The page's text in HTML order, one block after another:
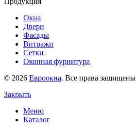
Окна
Двери
Фасады
Витражи
Сетки
Оконная фурнитура
© 2026 Евроокна. Все права защищены
Закрыть
Меню
Каталог